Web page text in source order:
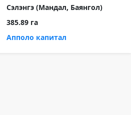
Сэлэнгэ (Мандал, Баянгол)
385.89 га
Апполо капитал